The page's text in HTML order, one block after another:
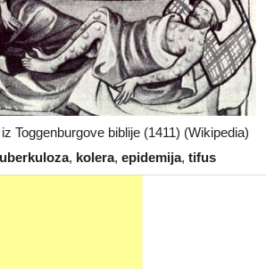
Toggenburgove biblije (1411) (Wikipedia)
, kolera, epidemija, tifus